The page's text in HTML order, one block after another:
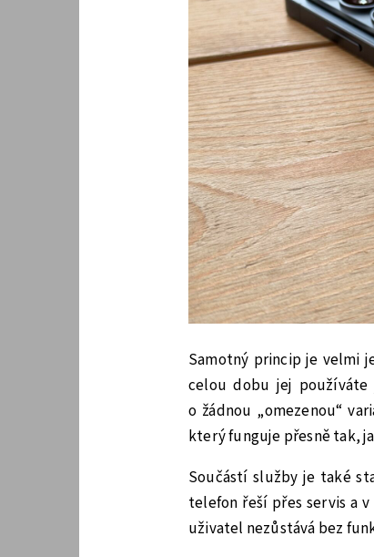
Samotný princip je velmi
celou dobu jej používáte
o žádnou „omezenou“
který funguje přesně tak,
Součástí služby je také
telefon řeší přes servis a
uživatel nezůstává bez